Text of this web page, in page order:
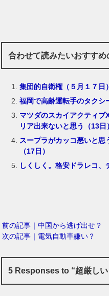
合わせて読みたいおすすめ
集団的自衛権（５月１７日）
福岡で高齢運転手のタクシ
マツダのスカイアクティブ
リア出来ないと思う（13日
スープラがカッコ悪いと思
（17日）
しくしく。格安ドラレコ、
前の記事｜中国から逃げ出せ？
次の記事｜電気自動車嫌い？
5 Responses to “超厳しい